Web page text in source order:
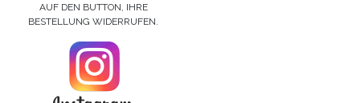
AUF DEN BUTTON, IHRE
BESTELLUNG WIDERRUFEN.